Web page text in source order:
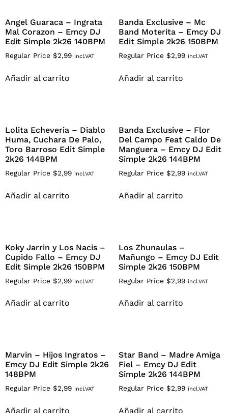
Angel Guaraca – Ingrata
Mal Corazon – Emcy DJ
Edit Simple 2k26 140BPM
Regular Price $2,99 incl.VAT
Añadir al carrito
Banda Exclusive – Mc
Band Moterita – Emcy DJ
Edit Simple 2k26 150BPM
Regular Price $2,99 incl.VAT
Añadir al carrito
Lolita Echeveria – Diablo
Huma, Cuchara De Palo,
Toro Barroso Edit Simple
2k26 144BPM
Regular Price $2,99 incl.VAT
Añadir al carrito
Banda Exclusive – Flor
Del Campo Feat Caldo De
Manguera – Emcy DJ Edit
Simple 2k26 144BPM
Regular Price $2,99 incl.VAT
Añadir al carrito
Koky Jarrin y Los Nacis –
Cupido Fallo – Emcy DJ
Edit Simple 2k26 150BPM
Regular Price $2,99 incl.VAT
Añadir al carrito
Los Zhunaulas –
Mañungo – Emcy DJ Edit
Simple 2k26 150BPM
Regular Price $2,99 incl.VAT
Añadir al carrito
Marvin – Hijos Ingratos –
Emcy DJ Edit Simple 2k26
148BPM
Regular Price $2,99 incl.VAT
Añadir al carrito
Star Band – Madre Amiga
Fiel – Emcy DJ Edit
Simple 2k26 144BPM
Regular Price $2,99 incl.VAT
Añadir al carrito